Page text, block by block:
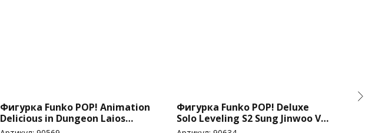
Фигурка Funko POP! Animation
Delicious in Dungeon Laios
(2199)
Фигурка Funko POP! Deluxe
Solo Leveling S2 Sung Jinwoo Vs
Cerberus (2272)